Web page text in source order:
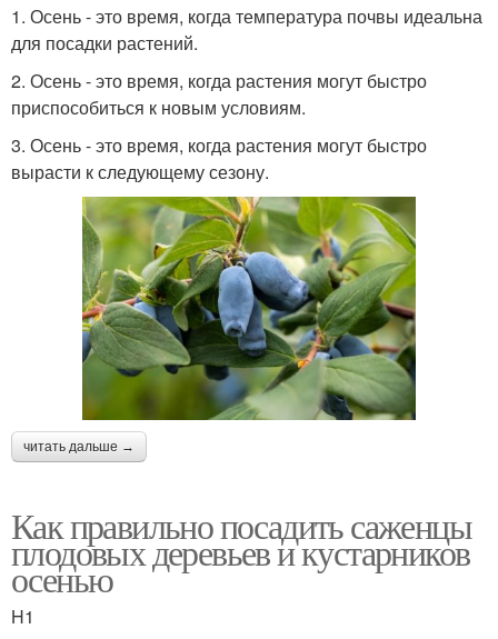
1. Осень - это время, когда температура почвы идеальна
для посадки растений.
2. Осень - это время, когда растения могут быстро
приспособиться к новым условиям.
3. Осень - это время, когда растения могут быстро
вырасти к следующему сезону.
читать дальше →
Как правильно посадить саженцы
плодовых деревьев и кустарников
осенью
H1